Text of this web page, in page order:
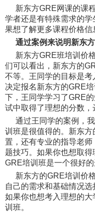
新东方GRE网课的课
学者还是有特殊需求的
果想了解更多课程价格信
通过案例来说明新东
新东方GRE班培训价
们可以看出，新东方的
不等。王同学的目标是
决定报名新东方的GRE
下，王同学学习了GRE
试中取得了理想的分数，
通过王同学的案例，
训班是很值得的。新东
置，还有专业的指导老
题技巧。如果你也想取
GRE培训班是一个很好的
新东方的GRE培训价
自己的需求和基础情况选
如果你也想考入理想的
训班。